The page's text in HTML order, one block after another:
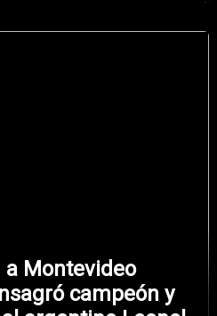
a Montevideo
campeón y